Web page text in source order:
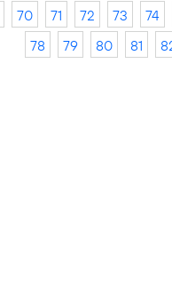
70 71 72 73 74
78
79 80 81